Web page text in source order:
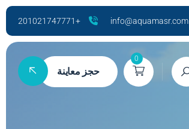
info@aquamasr.com
+201021747771
0
حجز معاينة